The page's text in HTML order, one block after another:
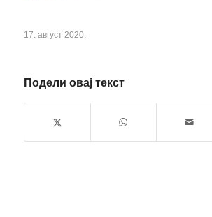
17. август 2020.
Подели овај текст